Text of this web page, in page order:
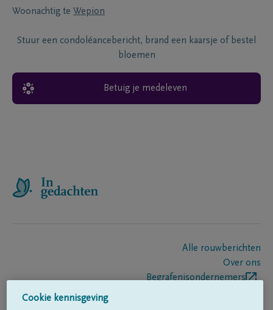
Woonachtig te Wepion
Stuur een condoléancebericht, brand een kaarsje of bestel
bloemen
Betuig je medeleven
Alle rouwberichten
Over ons
Begrafenisondernemers
Cookie kennisgeving